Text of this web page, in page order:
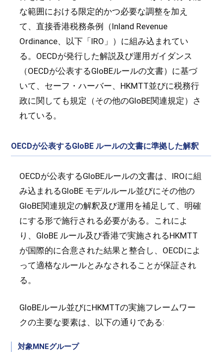
な範囲における限定的かつ必要な調整を加え
て、直接香港税務条例（Inland Revenue
Ordinance、以下「IRO」）に組み込まれてい
る。OECDが発行した解説及び運用ガイダンス
（OECDが公表するGloBEルールの文書）に基づ
いて、セーフ・ハーバー、HKMTT並びに税務行
政に関しても規定（その他のGloBE関連規定）さ
れている。
OECDが公表するGloBE ルールの文書に準拠した解釈
OECDが公表するGloBEルールの文書は、IROに組
み込まれるGloBE モデルルール並びにその他の
GloBE関連規定の解釈及び運用を補足して、明確
にする形で施行される必要がある。これによ
り、GloBE ルール及び香港で実施されるHKMTT
が国際的に合意された結果と整合し、OECDによ
って適格なルールとみなされることが保証され
る。
GloBEルール並びにHKMTTの実施フレームワー
クの主要な要素は、以下の通りである:
対象MNEグループ